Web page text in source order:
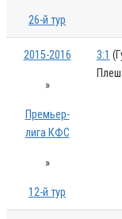
26-й тур
2015-2016
»
Премьер-
лига КФС
»
12-й тур
3:1